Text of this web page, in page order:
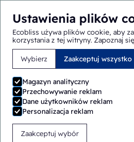
Ustawienia plików
Ecobliss używa plików cookie, aby
korzystania z tej witryny. Zapoznaj
Wybierz Zaakceptuj wszystko
Magazyn analityczny
Przechowywanie reklam
Dane użytkowników reklam
Personalizacja reklam
Zaakceptuj wybór
Jesteś tutaj: Strona główna